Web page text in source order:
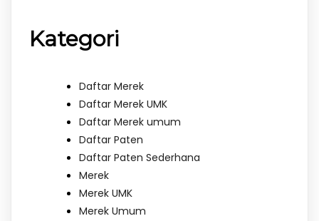
Kategori
Daftar Merek
Daftar Merek UMK
Daftar Merek umum
Daftar Paten
Daftar Paten Sederhana
Merek
Merek UMK
Merek Umum